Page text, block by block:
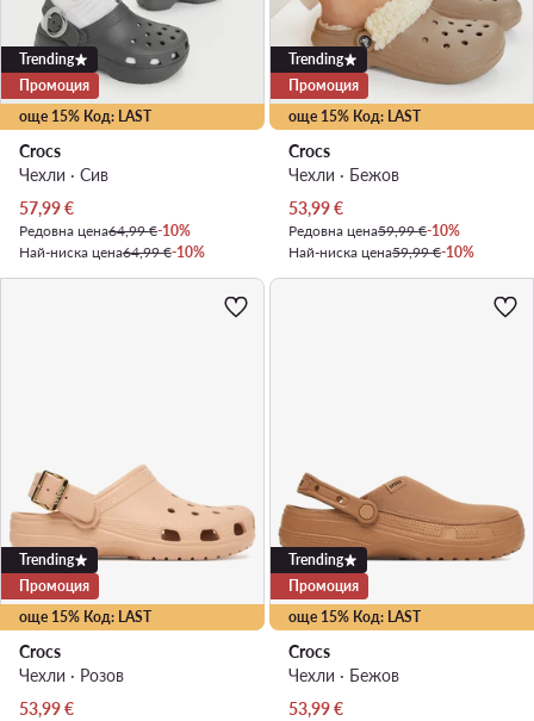
още 15% Код: LAST
Trending
Промоция
Crocs
Чехли · Сив
Актуална цена
57,99€
Редовна цена64,99 €-10%
Най-ниска цена64,99 €-10%
още 15% Код: LAST
Trending
Промоция
Crocs
Чехли · Бежов
Актуална цена
53,99€
Редовна цена59,99 €-10%
Най-ниска цена59,99 €-10%
още 15% Код: LAST
Trending
Промоция
Crocs
Чехли · Розов
Актуална цена
53,99€
още 15% Код: LAST
Trending
Промоция
Crocs
Чехли · Бежов
Актуална цена
53,99€